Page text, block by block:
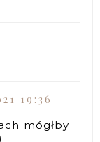
19:36
mógłby